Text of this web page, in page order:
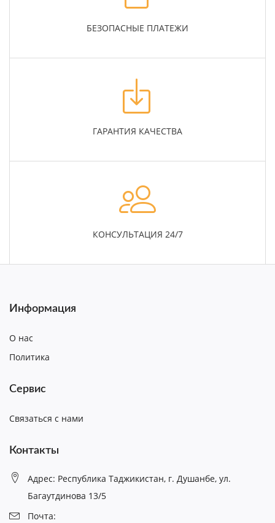
БЕЗОПАСНЫЕ ПЛАТЕЖИ
ГАРАНТИЯ КАЧЕСТВА
КОНСУЛЬТАЦИЯ 24/7
Информация
О нас
Политика
Сервис
Связаться с нами
Контакты
Адрес: Республика Таджикистан, г. Душанбе, ул.
Багаутдинова 13/5
Почта: